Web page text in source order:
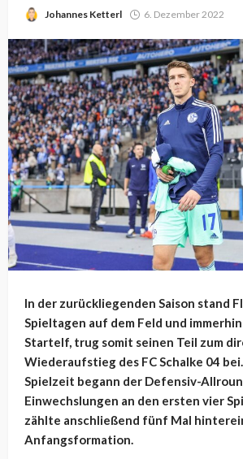
Johannes Ketterl 6. Dezember 2022
In der zurückliegenden Saison stand
Spieltagen auf dem Feld und
Startelf, trug somit seinen Teil zum
Wiederaufstieg des FC Schalke 04
Spielzeit begann der Defensiv-
Einwechslungen an den ersten vier
zählte anschließend fünf Mal
Anfangsformation.